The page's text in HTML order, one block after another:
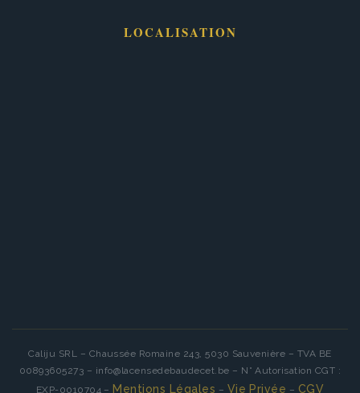
LOCALISATION
Caliju SRL – Chaussée Romaine 243, 5030 Sauvenière – TVA BE
00893605273 – info@lacensedebaudecet.be – N° Autorisation CGT :
EXP-0010704 – Mentions Légales – Vie Privée – CGV